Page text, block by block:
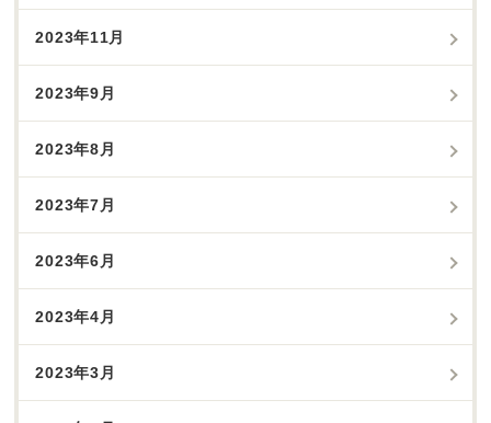
2023年11月
2023年9月
2023年8月
2023年7月
2023年6月
2023年4月
2023年3月